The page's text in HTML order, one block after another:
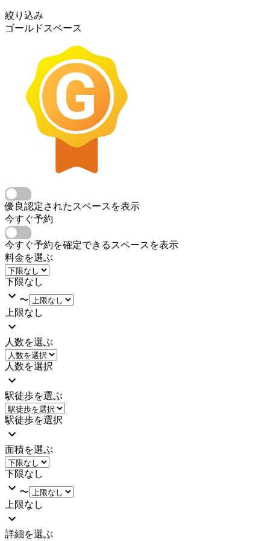
絞り込み
ゴールドスペース
優良認定されたスペースを表示
今すぐ予約
今すぐ予約を確定できるスペースを表示
料金を選ぶ
下限なし
〜
上限なし
人数を選ぶ
人数を選択
駅徒歩を選ぶ
駅徒歩を選択
面積を選ぶ
下限なし
〜
上限なし
詳細を選ぶ